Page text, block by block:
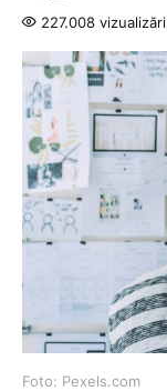
227.008 vizualizări
Foto: Pexels.com